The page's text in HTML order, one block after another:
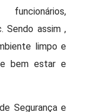
Sendo assim ,
limpo e
bem estar e
Segurança e